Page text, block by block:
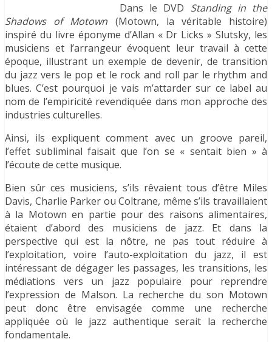
Dans le DVD Standing in the
Shadows of Motown (Motown, la véritable histoire)
inspiré du livre éponyme d’Allan « Dr Licks » Slutsky, les
musiciens et l’arrangeur évoquent leur travail à cette
époque, illustrant un exemple de devenir, de transition
du jazz vers le pop et le rock and roll par le rhythm and
blues. C’est pourquoi je vais m’attarder sur ce label au
nom de l’empiricité revendiquée dans mon approche des
industries culturelles.
Ainsi, ils expliquent comment avec un groove pareil,
l’effet subliminal faisait que l’on se « sentait bien » à
l’écoute de cette musique.
Bien sûr ces musiciens, s’ils rêvaient tous d’être Miles
Davis, Charlie Parker ou Coltrane, même s’ils travaillaient
à la Motown en partie pour des raisons alimentaires,
étaient d’abord des musiciens de jazz. Et dans la
perspective qui est la nôtre, ne pas tout réduire à
l’exploitation, voire l’auto-exploitation du jazz, il est
intéressant de dégager les passages, les transitions, les
médiations vers un jazz populaire pour reprendre
l’expression de Malson. La recherche du son Motown
peut donc être envisagée comme une recherche
appliquée où le jazz authentique serait la recherche
fondamentale.